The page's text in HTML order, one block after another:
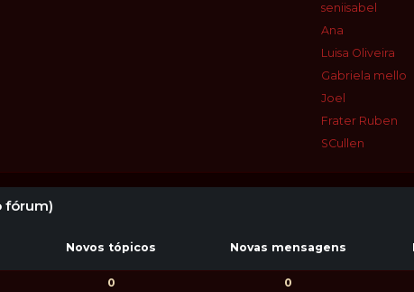
seniisabel
Ana
Luisa Oliveira
Gabriela mello
Joel
Frater Ruben
SCullen
fórum)
Novos tópicos Novas mensagens
0 0